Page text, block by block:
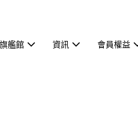
艦館 資訊 會員權益